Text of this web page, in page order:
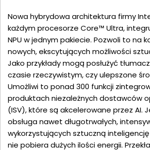
Nowa hybrydowa architektura firmy
każdym procesorze Core™ Ultra,
NPU w jednym pakiecie. Pozwoli to na
nowych, ekscytujących możliwości
Jako przykłady mogą posłużyć
czasie rzeczywistym, czy ulepszone
Umożliwi to ponad 300 funkcji
produktach niezależnych dostawców
(ISV), które są akcelerowane przez AI.
obsługa nawet długotrwałych,
wykorzystujących sztuczną
nie pobiera dużych ilości energii.